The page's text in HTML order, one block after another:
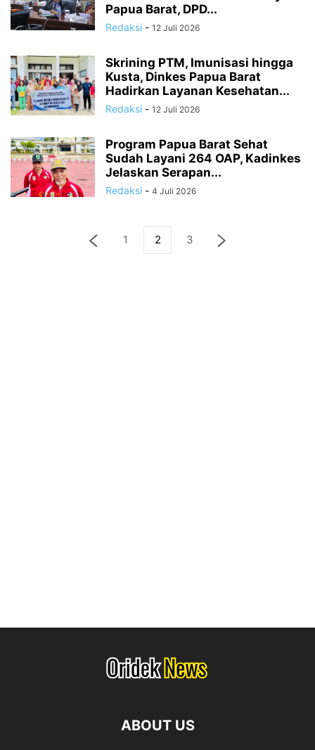
Papua Barat, DPD...
Redaksi - 12 Juli 2026
Skrining PTM, Imunisasi hingga
Kusta, Dinkes Papua Barat
Hadirkan Layanan Kesehatan...
Redaksi - 12 Juli 2026
Program Papua Barat Sehat
Sudah Layani 264 OAP, Kadinkes
Jelaskan Serapan...
Redaksi - 4 Juli 2026
1 2 3
ABOUT US